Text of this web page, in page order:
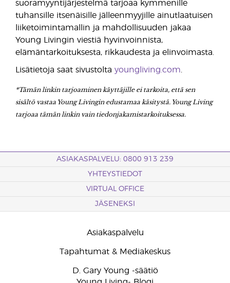
suoramyyntijärjestelmä tarjoaa kymmenille
tuhansille itsenäisille jälleenmyyjille ainutlaatuisen
liiketoimintamallin ja mahdollisuuden jakaa
Young Livingin viestiä hyvinvoinnista,
elämäntarkoituksesta, rikkaudesta ja elinvoimasta.
Lisätietoja saat sivustolta youngliving.com
*Tämän linkin tarjoaminen käyttäjille ei tarkoita, että sen
sisältö vastaa Young Livingin edustamaa käsitystä. Young Living
tarjoaa tämän linkin vain tiedonjakamistarkoituksessa.
ASIAKASPALVELU: 0800 913 239
YHTEYSTIEDOT
VIRTUAL OFFICE
JÄSENEKSI
Asiakaspalvelu
Tapahtumat & Mediakeskus
D. Gary Young -säätiö